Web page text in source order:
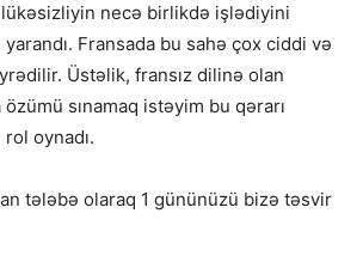
necə birlikdə işlədiyini
Fransada bu sahə çox ciddi və
Üstəlik, fransız dilinə olan
sınamaq istəyim bu qərarı
oynadı.
tələbə olaraq 1 gününüzü bizə təsvir